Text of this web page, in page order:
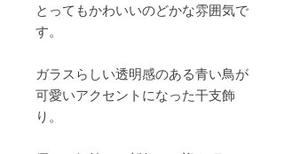
とってもかわいいのどかな雰囲気で
す。
ガラスらしい透明感のある青い鳥が
可愛いアクセントになった干支飾
り。